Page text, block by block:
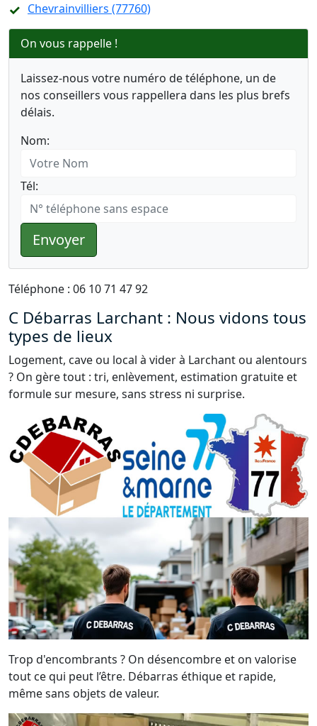
Chevrainvilliers (77760)
On vous rappelle !
Laissez-nous votre numéro de téléphone, un de
nos conseillers vous rappellera dans les plus brefs
délais.
Nom:
Tél:
Envoyer
Téléphone : 06 10 71 47 92
C Débarras Larchant : Nous vidons tous
types de lieux
Logement, cave ou local à vider à Larchant ou alentours
? On gère tout : tri, enlèvement, estimation gratuite et
formule sur mesure, sans stress ni surprise.
Trop d'encombrants ? On désencombre et on valorise
tout ce qui peut l’être. Débarras éthique et rapide,
même sans objets de valeur.